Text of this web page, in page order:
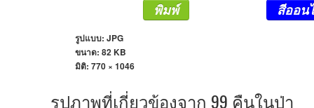
พิมพ์ สีออน
รูปแบบ: JPG
ขนาด: 82 KB
มิติ: 770 × 1046
รูปภาพที่เกี่ยวข้องจาก 99 คืนในป่า